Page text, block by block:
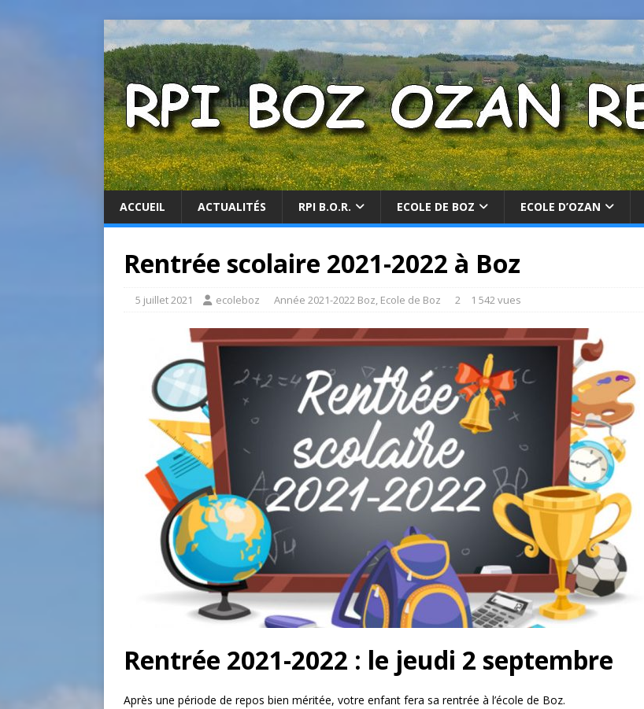
ACCUEIL ACTUALITÉS RPI B.O.R. ECOLE DE BOZ ECOLE D’OZAN
Rentrée scolaire 2021-2022 à Boz
5 juillet 2021 ecoleboz Année 2021-2022 Boz, Ecole de Boz 2 1 542 vues
Rentrée 2021-2022 : le jeudi 2 septembre
Après une période de repos bien méritée, votre enfant fera sa rentrée à l’école de Boz.